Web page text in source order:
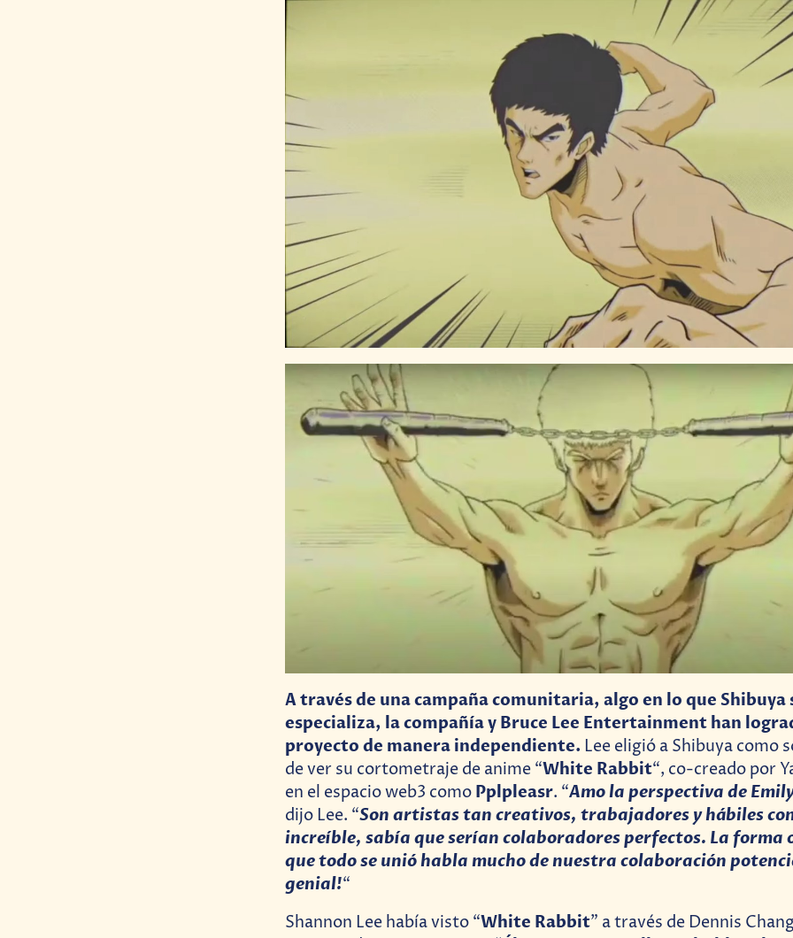
A través de una campaña comunitaria, algo en lo que Shibuya
especializa, la compañía y Bruce Lee Entertainment han
proyecto de manera independiente. Lee eligió a Shibuya como
de ver su cortometraje de anime “White Rabbit“, co-creado por
en el espacio web3 como Pplpleasr. “Amo la perspectiva de
dijo Lee. “Son artistas tan creativos, trabajadores y hábiles
increíble, sabía que serían colaboradores perfectos. La forma
que todo se unió habla mucho de nuestra colaboración
genial!“
Shannon Lee había visto “White Rabbit” a través de Dennis